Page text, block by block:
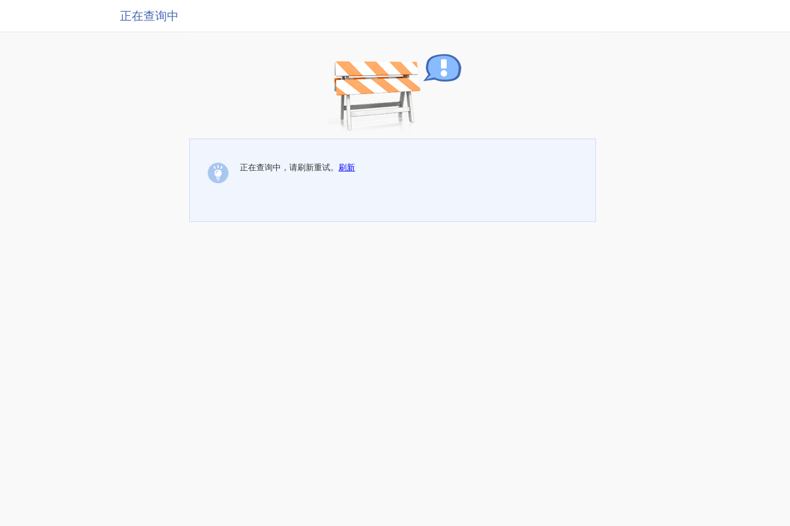
正在查询中
正在查询中，请刷新重试。 刷新